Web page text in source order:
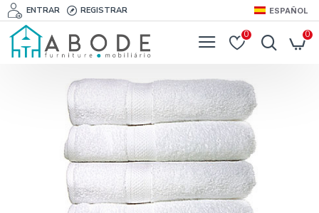
ENTRAR REGISTRAR ESPAÑOL
0 0